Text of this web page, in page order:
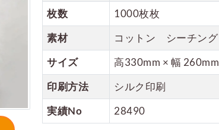
枚数
1000枚枚
素材
コットン シーチング
サイズ
高330mm × 幅 260mm
印刷方法
シルク印刷
実績No
28490